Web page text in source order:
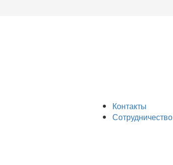
Контакты
Сотрудничество